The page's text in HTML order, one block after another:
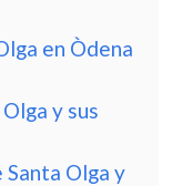
en Òdena
y sus
Olga y